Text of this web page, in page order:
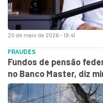
20 de maio de 2026 - 19:41
FRAUDES
Fundos de pensão
no Banco Master, diz